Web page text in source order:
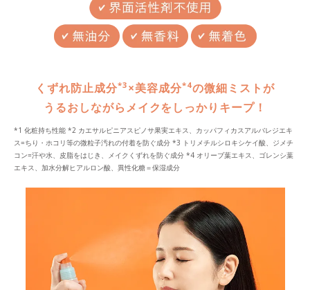
くずれ防止成分*3 ×美容成分*4の微細ミストが
うるおしながらメイクをしっかりキープ！
*1 化粧持ち性能 *2 カエサルピニアスピノサ果実エキス、カッパフィカスアルバレジエキ
ス=ちり・ホコリ等の微粒子汚れの付着を防ぐ成分 *3 トリメチルシロキシケイ酸、ジメチ
コン=汗や水、皮脂をはじき、メイクくずれを防ぐ成分 *4 オリーブ葉エキス、ゴレンシ葉
エキス、加水分解ヒアルロン酸、異性化糖＝保湿成分